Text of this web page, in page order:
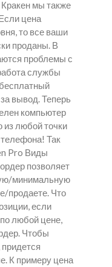
мы также
цена
то все ваши
проданы. В
проблемы с
службы
вывод. Теперь
компьютер
из любой точки
Так
Pro Виды
позволяет
минимальную
продаете. Что
если
любой цене,
Чтобы
К примеру цена